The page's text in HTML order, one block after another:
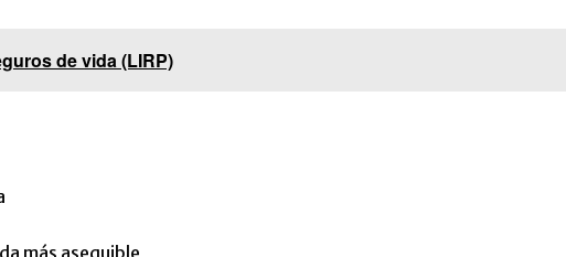
de vida (LIRP)
más asequible